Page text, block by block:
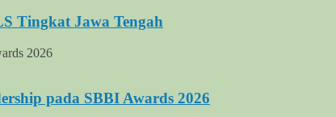
Tingkat Jawa Tengah
pada SBBI Awards 2026